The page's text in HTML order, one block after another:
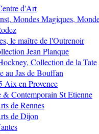
d'Art
Mondes Magiques,
le maître de l'Outrenoir
Jean Planque
Collection de la Tate
au Jas de Bouffan
Aix en Provence
Contemporain St Etienne
de Rennes
de Dijon